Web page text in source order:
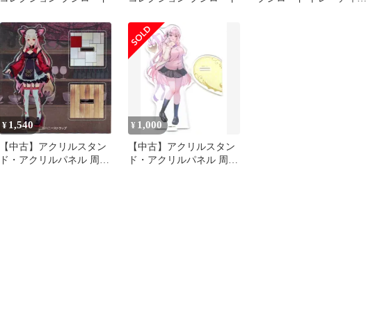
¥ 1,540
【中古】アクリルスタン
ド・アクリルパネル 周防
¥ 1,000
【中古】アクリルスタン
ド・アクリルパネル 周防